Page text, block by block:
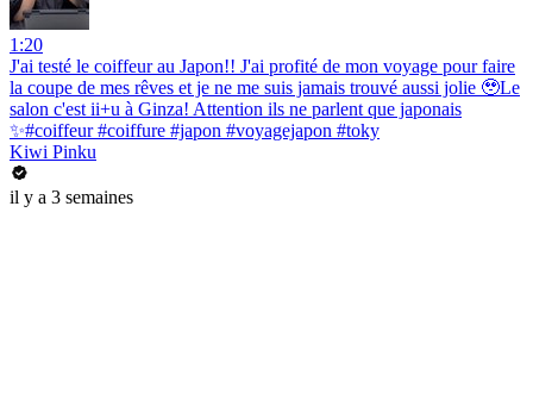
1:20
J'ai testé le coiffeur au Japon!! J'ai profité de mon voyage pour faire
la coupe de mes rêves et je ne me suis jamais trouvé aussi jolie 🥹Le
salon c'est ii+u à Ginza! Attention ils ne parlent que japonais
✨#coiffeur #coiffure #japon #voyagejapon #toky
Kiwi Pinku
il y a 3 semaines